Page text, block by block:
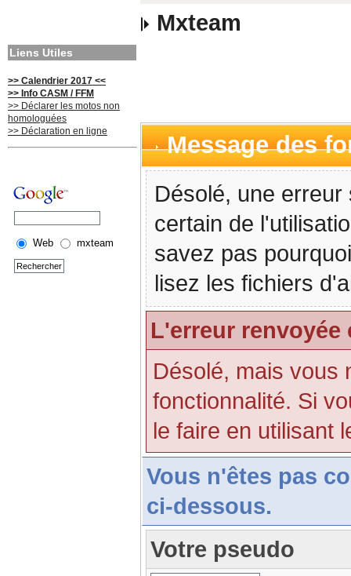
Liens Utiles
>> Calendrier 2017 <<
>> Info CASM / FFM
>> Déclarer les motos non
homologuées
>> Déclaration en ligne
Web mxteam
Mxteam
Message des
Désolé, une
certain de
savez pas
lisez les fichiers
L'erreur renvoyée
Désolé, mais vous
fonctionnalité. Si
le faire en utilisant
Vous n'êtes pas
ci-dessous.
Votre pseudo